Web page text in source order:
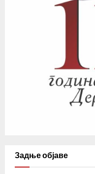
Задње објаве